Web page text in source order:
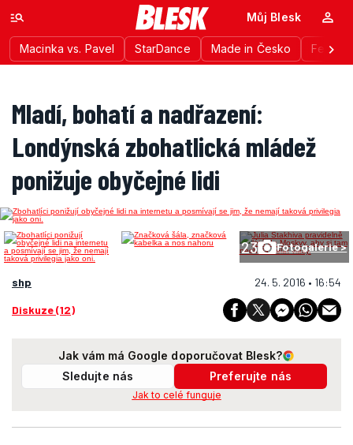
Macinka vs. Pavel StarDance Made in Česko
Můj Blesk
Mladí, bohatí a nadřazení:
Londýnská zbohatlická mládež
ponižuje obyčejné lidi
23 Fotogalerie >
shp 24. 5. 2016 • 16:54
Diskuze (12)
Jak vám má Google doporučovat Blesk?
Sledujte nás
Preferujte nás
Jak to celé funguje